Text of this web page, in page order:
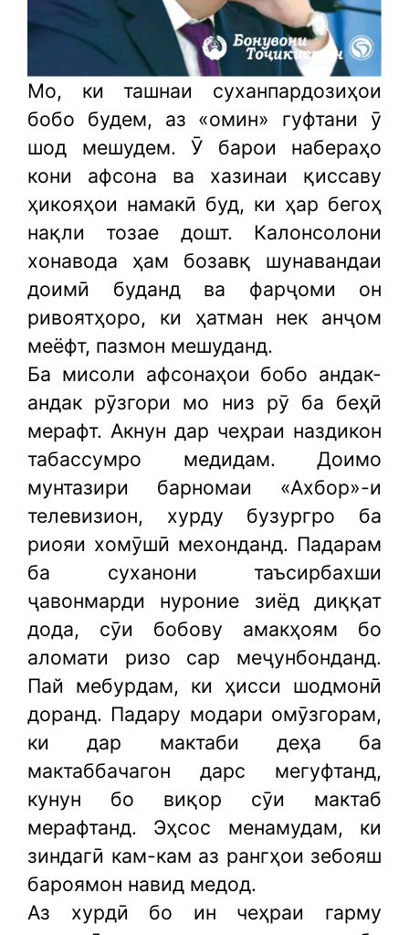
Мо, ки ташнаи суханпардозиҳои
бобо будем, аз «омин» гуфтани ӯ
шод мешудем. Ӯ барои набераҳо
кони афсона ва хазинаи қиссаву
ҳикояҳои намакӣ буд, ки ҳар бегоҳ
нақли тозае дошт. Калонсолони
хонавода ҳам бозавқ шунавандаи
доимӣ буданд ва фарҷоми он
ривоятҳоро, ки ҳатман нек анҷом
меёфт, пазмон мешуданд.
Ба мисоли афсонаҳои бобо андак-
андак рӯзгори мо низ рӯ ба беҳӣ
мерафт. Акнун дар чеҳраи наздикон
табассумро медидам. Доимо
мунтазири барномаи «Ахбор»-и
телевизион, хурду бузургро ба
риояи хомӯшӣ мехонданд. Падарам
ба суханони таъсирбахши
ҷавонмарди нуроние зиёд диққат
дода, сӯи бобову амакҳоям бо
аломати ризо сар меҷунбонданд.
Пай мебурдам, ки ҳисси шодмонӣ
доранд. Падару модари омӯзгорам,
ки дар мактаби деҳа ба
мактаббачагон дарс мегуфтанд,
кунун бо виқор сӯи мактаб
мерафтанд. Эҳсос менамудам, ки
зиндагӣ кам-кам аз рангҳои зебояш
бароямон навид медод.
Аз хурдӣ бо ин чеҳраи гарму